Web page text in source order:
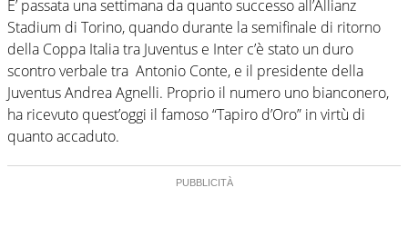
E’ passata una settimana da quanto successo all’Allianz
Stadium di Torino, quando durante la semifinale di ritorno
della Coppa Italia tra Juventus e Inter c’è stato un duro
scontro verbale tra Antonio Conte, e il presidente della
Juventus Andrea Agnelli. Proprio il numero uno bianconero,
ha ricevuto quest’oggi il famoso “Tapiro d’Oro” in virtù di
quanto accaduto.